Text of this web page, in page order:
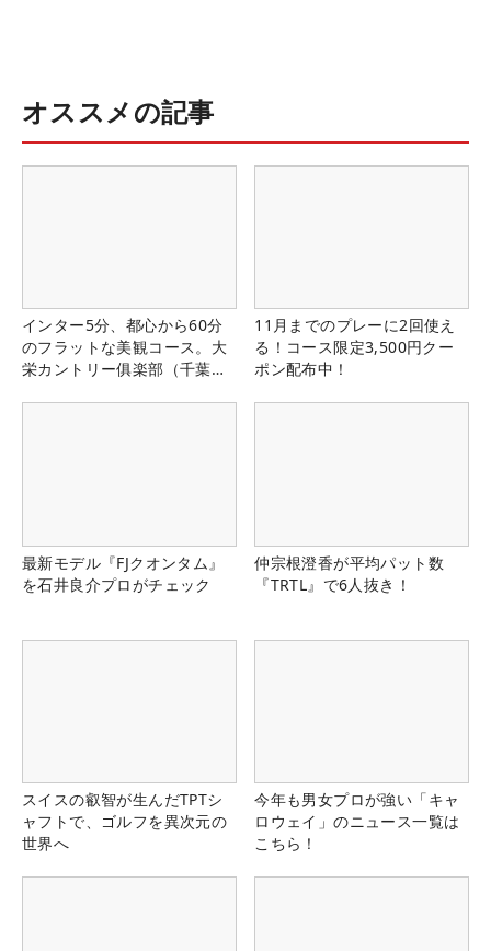
オススメの記事
インター5分、都心から60分
のフラットな美観コース。大
栄カントリー俱楽部（千葉
11月までのプレーに2回使え
る！コース限定3,500円クー
ポン配布中！
最新モデル『FJクオンタム』
を石井良介プロがチェック
仲宗根澄香が平均パット数
『TRTL』で6人抜き！
スイスの叡智が生んだTPTシ
ャフトで、ゴルフを異次元の
世界へ
今年も男女プロが強い「キャ
ロウェイ」のニュース一覧は
こちら！